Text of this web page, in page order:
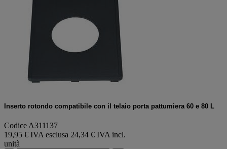
Inserto rotondo compatibile con il telaio porta pattumiera 60 e 80 L
Codice A311137
19,95 € IVA esclusa 24,34 € IVA incl.
unità